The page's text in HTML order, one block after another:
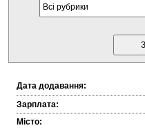
Дата додавання:
Зарплата:
Місто: